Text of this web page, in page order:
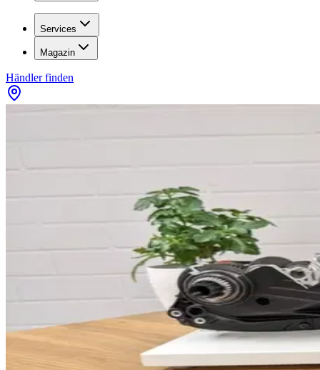
Services
Magazin
Händler finden